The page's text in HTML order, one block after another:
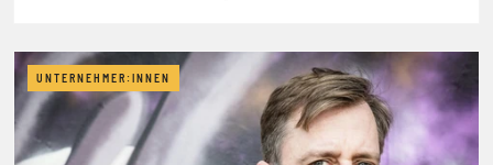
UNTERNEHMER:INNEN